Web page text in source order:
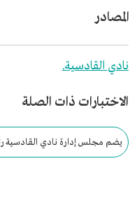
المصادر
نادي القادسية.
الاختبارات ذات الصلة
يضم مجلس إدارة نادي القادسية